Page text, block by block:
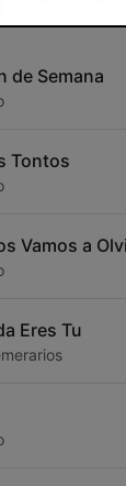
de Semana
Tontos
Vamos a
Eres Tu